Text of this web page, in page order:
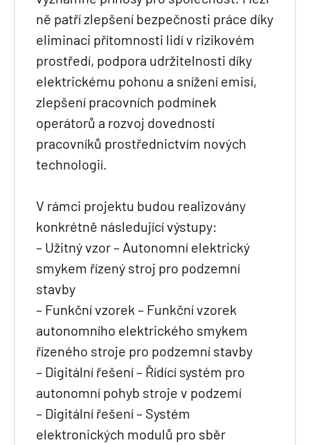
ně patří zlepšení bezpečnosti práce díky
eliminaci přítomnosti lidí v rizikovém
prostředí, podpora udržitelnosti díky
elektrickému pohonu a snížení emisí,
zlepšení pracovních podmínek
operátorů a rozvoj dovedností
pracovníků prostřednictvím nových
technologií.
V rámci projektu budou realizovány
konkrétně následující výstupy:
– Užitný vzor – Autonomní elektrický
smykem řízený stroj pro podzemní
stavby
– Funkční vzorek – Funkční vzorek
autonomního elektrického smykem
řízeného stroje pro podzemní stavby
– Digitální řešení – Řídící systém pro
autonomní pohyb stroje v podzemí
– Digitální řešení – Systém
elektronických modulů pro sběr